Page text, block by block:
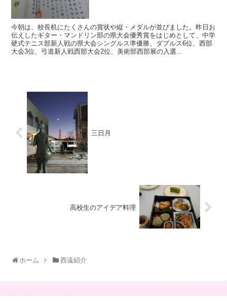
今朝は、校長机にたくさんの賞状や縦・メダルが並びました。昨日お
伝えしたギター・マンドリン部の県大会優秀賞をはじめとして、中学
硬式テニス部新人戦の県大会シングルス準優勝、ダブルス6位、西部
大会3位、弓道新人戦西部大会2位、美術部西部展の入選...
三日月
高校生のアイデア料理
ホーム 西遠紹介